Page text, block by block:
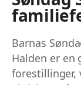
Barnas
Halden er en
forestillinger,